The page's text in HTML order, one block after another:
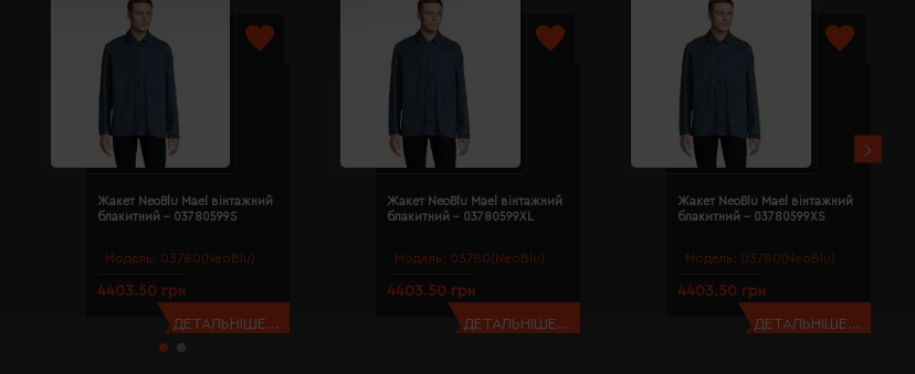
Модель: 03780(NeoBlu)
Жакет NeoBlu Mael вінтажний
блакитний - 03780599S
4403.50 грн
ДЕТАЛЬНІШЕ...
Модель: 03780(NeoBlu)
Жакет NeoBlu Mael вінтажний
блакитний - 03780599XL
4403.50 грн
ДЕТАЛЬНІШЕ...
Модель: 03780(NeoBlu)
Жакет NeoBlu Mael вінтажний
блакитний - 03780599XS
4403.50 грн
ДЕТАЛЬНІШЕ...